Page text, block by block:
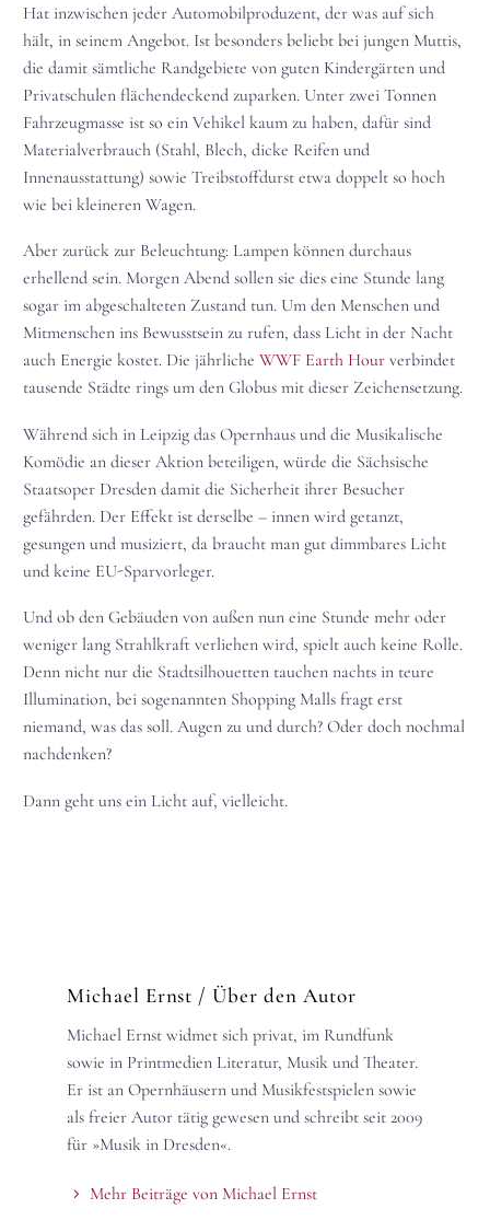
Hat inzwischen jeder Automobilproduzent, der was auf sich
hält, in seinem Angebot. Ist besonders beliebt bei jungen Muttis,
die damit sämtliche Randgebiete von guten Kindergärten und
Privatschulen flächendeckend zuparken. Unter zwei Tonnen
Fahrzeugmasse ist so ein Vehikel kaum zu haben, dafür sind
Materialverbrauch (Stahl, Blech, dicke Reifen und
Innenausstattung) sowie Treibstoffdurst etwa doppelt so hoch
wie bei kleineren Wagen.
Aber zurück zur Beleuchtung: Lampen können durchaus
erhellend sein. Morgen Abend sollen sie dies eine Stunde lang
sogar im abgeschalteten Zustand tun. Um den Menschen und
Mitmenschen ins Bewusstsein zu rufen, dass Licht in der Nacht
auch Energie kostet. Die jährliche WWF Earth Hour verbindet
tausende Städte rings um den Globus mit dieser Zeichensetzung.
Während sich in Leipzig das Opernhaus und die Musikalische
Komödie an dieser Aktion beteiligen, würde die Sächsische
Staatsoper Dresden damit die Sicherheit ihrer Besucher
gefährden. Der Effekt ist derselbe – innen wird getanzt,
gesungen und musiziert, da braucht man gut dimmbares Licht
und keine EU-Sparvorleger.
Und ob den Gebäuden von außen nun eine Stunde mehr oder
weniger lang Strahlkraft verliehen wird, spielt auch keine Rolle.
Denn nicht nur die Stadtsilhouetten tauchen nachts in teure
Illumination, bei sogenannten Shopping Malls fragt erst
niemand, was das soll. Augen zu und durch? Oder doch nochmal
nachdenken?
Dann geht uns ein Licht auf, vielleicht.
Michael Ernst / Über den Autor
Michael Ernst widmet sich privat, im Rundfunk
sowie in Printmedien Literatur, Musik und Theater.
Er ist an Opernhäusern und Musikfestspielen sowie
als freier Autor tätig gewesen und schreibt seit 2009
für »Musik in Dresden«.
Mehr Beiträge von Michael Ernst